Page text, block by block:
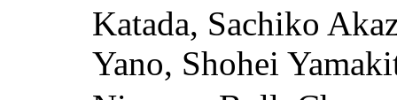
Katada, Sachiko
Yano, Shohei